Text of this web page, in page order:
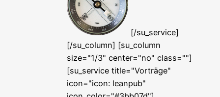
[/su_service]
[/su_column] [su_column
size="1/3" center="no" class=""]
[su_service title="Vorträge"
icon="icon: lean­pub"